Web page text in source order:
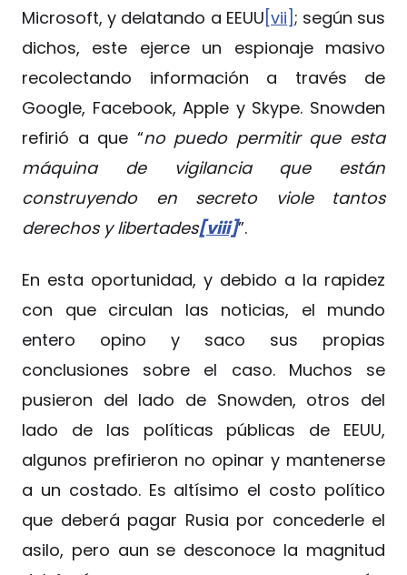
Microsoft, y delatando a EEUU [vii]; según sus
dichos, este ejerce un espionaje masivo
recolectando información a través de
Google, Facebook, Apple y Skype. Snowden
refirió a que “no puedo permitir que esta
máquina de vigilancia que están
construyendo en secreto viole tantos
derechos y libertades[viii]”.
En esta oportunidad, y debido a la rapidez
con que circulan las noticias, el mundo
entero opino y saco sus propias
conclusiones sobre el caso. Muchos se
pusieron del lado de Snowden, otros del
lado de las políticas públicas de EEUU,
algunos prefirieron no opinar y mantenerse
a un costado. Es altísimo el costo político
que deberá pagar Rusia por concederle el
asilo, pero aun se desconoce la magnitud